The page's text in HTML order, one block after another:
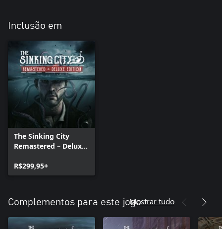
Inclusão em
The Sinking City
Remastered – Deluxe
R$299,95+
Complementos para este jogoMostrar tudo